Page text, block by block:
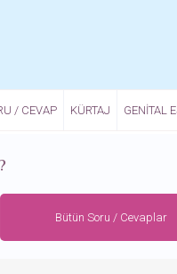
/ CEVAP KÜRTAJ GENITAL
Bütün Soru / Cevaplar